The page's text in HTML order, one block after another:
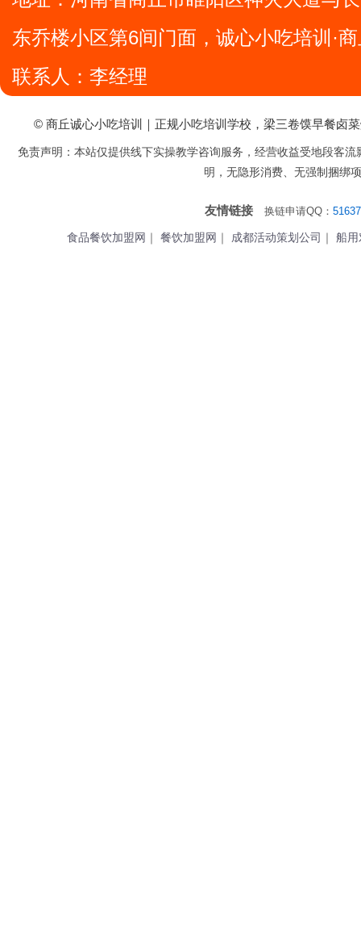
东乔楼小区第6间门面，诚心小吃培训·
联系人：李经理
© 商丘诚心小吃培训｜正规小吃培训学校，梁三卷馍早餐卤
免责声明：本站仅提供线下实操教学咨询服务，经营收益受地段客
明，无隐形消费、无强制捆绑
友情链接 换链申请QQ：
食品餐饮加盟网 ｜ 餐饮加盟网 ｜ 成都活动策划公司 ｜ 船用